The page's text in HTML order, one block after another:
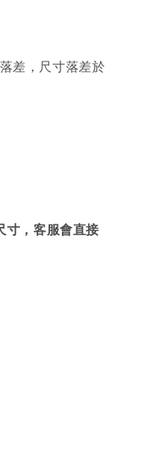
差，尺寸落差於
寸，客服會直接